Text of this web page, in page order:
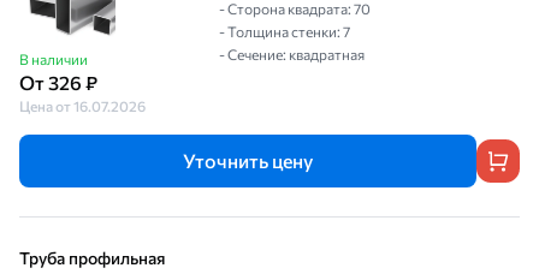
В наличии
От 326 ₽
Цена от 16.07.2026
- Сторона квадрата: 70
- Толщина стенки: 7
- Сечение: квадратная
Уточнить цену
Труба профильная